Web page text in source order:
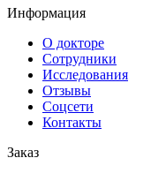
Информация
О докторе
Сотрудники
Исследования
Отзывы
Соцсети
Контакты
Заказ